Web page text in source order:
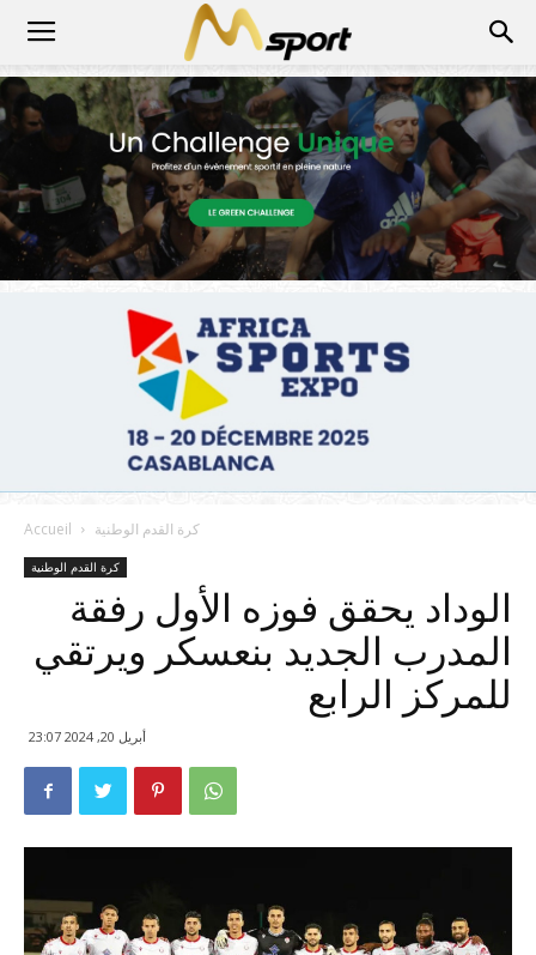
Accueil كرة القدم الوطنية
كرة القدم الوطنية
الوداد يحقق فوزه الأول رفقة
المدرب الجديد بنعسكر ويرتقي
للمركز الرابع
أبريل 20, 2024 23:07